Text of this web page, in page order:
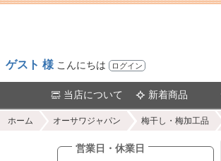
ゲスト 様 こんにちは ログイン
当店について 新着商品
ホーム オーサワジャパン 梅干し・梅加工品
営業日・休業日